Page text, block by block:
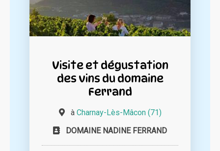
Visite et dégustation
des vins du domaine
Ferrand
à Charnay-Lès-Mâcon (71)
DOMAINE NADINE FERRAND